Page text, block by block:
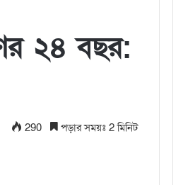
২৪ বছর:
290 পড়ার সময়ঃ 2 মিনিট